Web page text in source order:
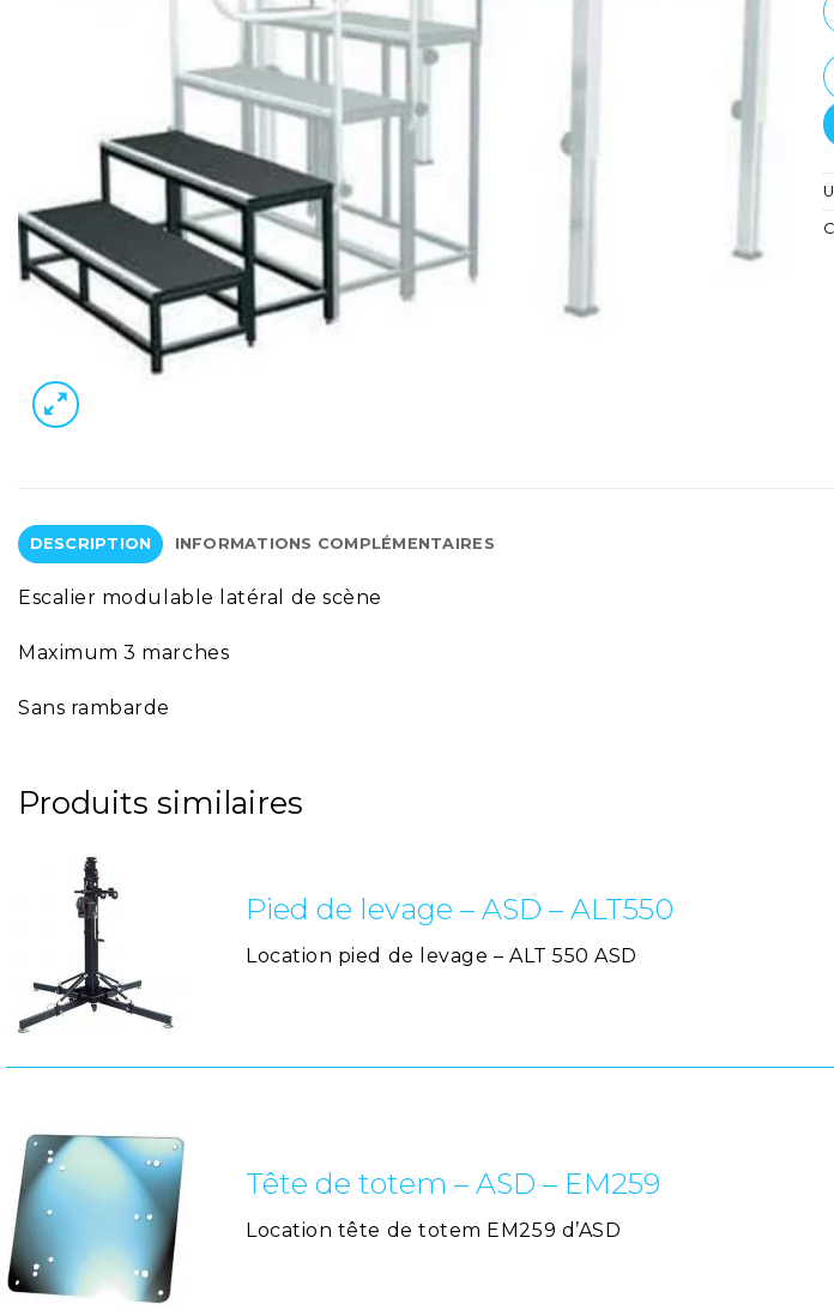
DESCRIPTION INFORMATIONS COMPLÉMENTAIRES
Escalier modulable latéral de scène
Maximum 3 marches
Sans rambarde
Produits similaires
Pied de levage – ASD – ALT550
Location pied de levage – ALT 550 ASD
Tête de totem – ASD – EM259
Location tête de totem EM259 d’ASD